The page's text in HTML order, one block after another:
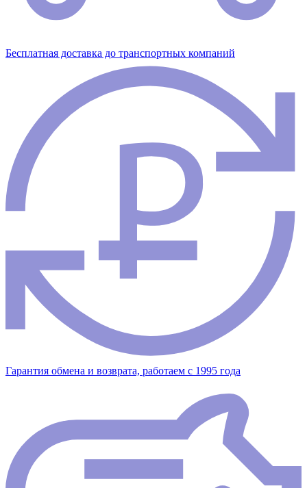
Бесплатная доставка до транспортных компаний
Гарантия обмена и возврата, работаем с 1995 года